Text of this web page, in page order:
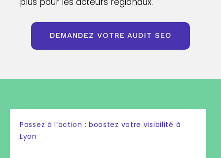
DEMANDEZ VOTRE AUDIT SEO
Passez à l’action : boostez votre visibilité à
Lyon